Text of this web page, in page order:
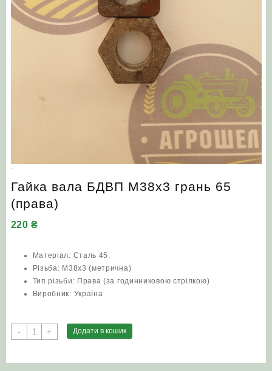
Гайка вала БДВП М38х3 грань 65
(права)
220₴
Матеріал: Сталь 45.
Різьба: М38х3 (метрична)
Тип різьби: Права (за годинниковою стрілкою)
Виробник: Україна
-
Гайка
вала
+ Додати в кошик